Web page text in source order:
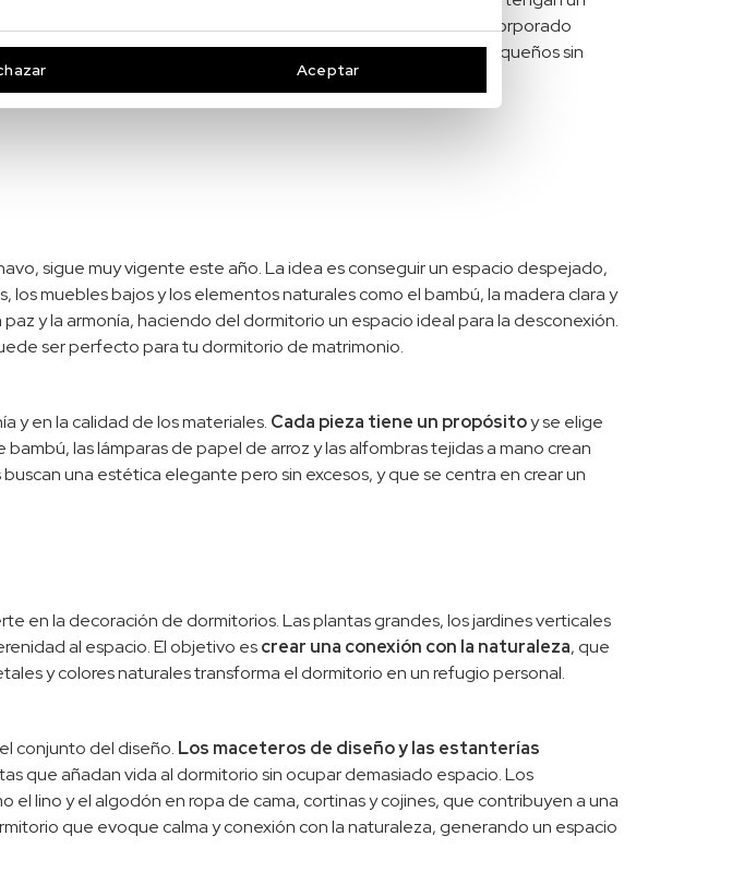
. Además, los cabeceros con espacio de almacenamiento incorporado
ideales para aprovechar el espacio en dormitorios más pequeños sin
sigue muy vigente este año. La idea es conseguir un espacio despejado,
muebles bajos y los elementos naturales como el bambú, la madera clara y
y la armonía, haciendo del dormitorio un espacio ideal para la desconexión.
ser perfecto para tu dormitorio de matrimonio.
y en la calidad de los materiales. Cada pieza tiene un propósitoy se elige
las lámparas de papel de arroz y las alfombras tejidas a mano crean
una estética elegante pero sin excesos, y que se centra en crear un
en la decoración de dormitorios. Las plantas grandes, los jardines verticales
al espacio. El objetivo escrear una conexión con la naturaleza, que
y colores naturales transforma el dormitorio en un refugio personal.
conjunto del diseño. Los maceteros de diseño y las estanterías
que añadan vida al dormitorio sin ocupar demasiado espacio. Los
lino y el algodón en ropa de cama, cortinas y cojines, que contribuyen a una
que evoque calma y conexión con la naturaleza, generando un espacio
Aceptar